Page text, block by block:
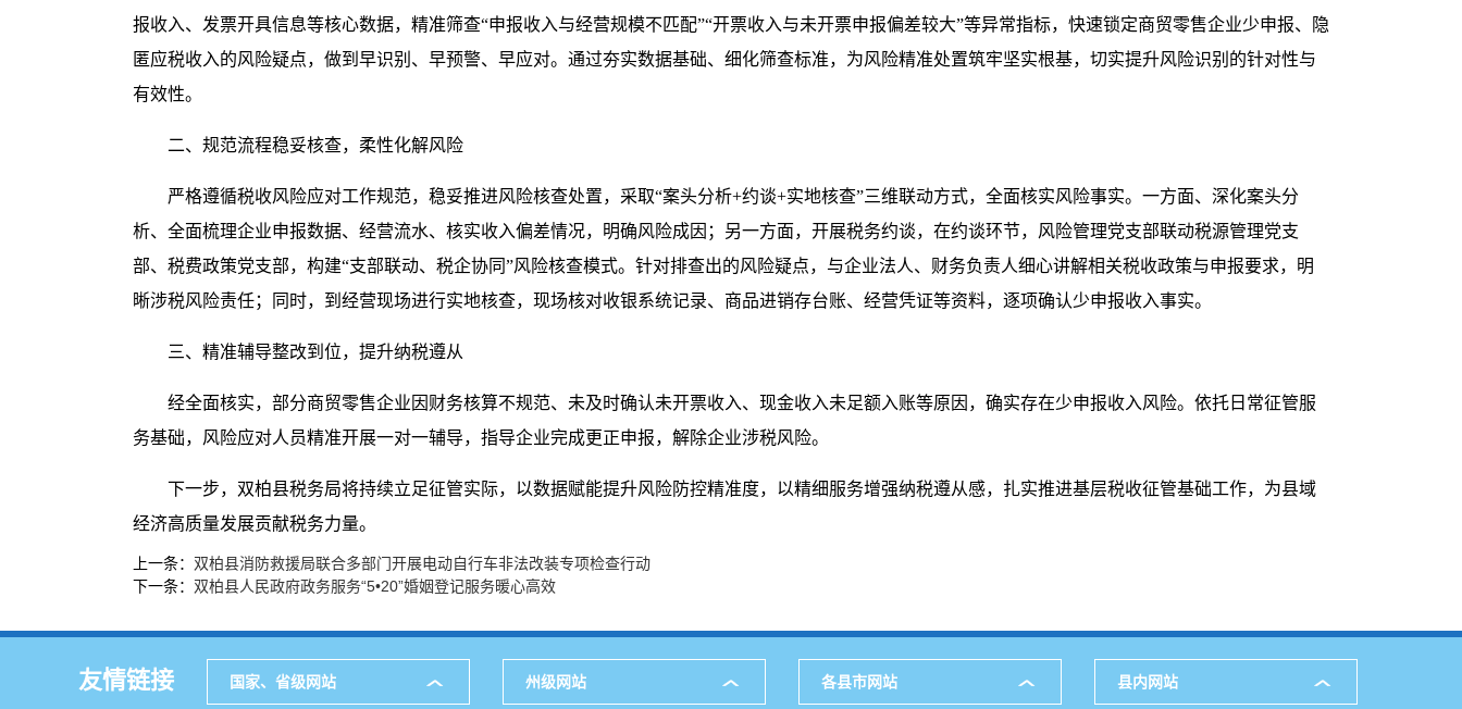
报收入、发票开具信息等核心数据，精准筛查“申报收入与经营规模不匹配”“开票收入与未开票申报偏差较大”等异常指标，快速锁定商贸零售企业少申报、隐
匿应税收入的风险疑点，做到早识别、早预警、早应对。通过夯实数据基础、细化筛查标准，为风险精准处置筑牢坚实根基，切实提升风险识别的针对性与
有效性。
二、规范流程稳妥核查，柔性化解风险
严格遵循税收风险应对工作规范，稳妥推进风险核查处置，采取“案头分析+约谈+实地核查”三维联动方式，全面核实风险事实。一方面、深化案头分
析、全面梳理企业申报数据、经营流水、核实收入偏差情况，明确风险成因；另一方面，开展税务约谈，在约谈环节，风险管理党支部联动税源管理党支
部、税费政策党支部，构建“支部联动、税企协同”风险核查模式。针对排查出的风险疑点，与企业法人、财务负责人细心讲解相关税收政策与申报要求，明
晰涉税风险责任；同时，到经营现场进行实地核查，现场核对收银系统记录、商品进销存台账、经营凭证等资料，逐项确认少申报收入事实。
三、精准辅导整改到位，提升纳税遵从
经全面核实，部分商贸零售企业因财务核算不规范、未及时确认未开票收入、现金收入未足额入账等原因，确实存在少申报收入风险。依托日常征管服
务基础，风险应对人员精准开展一对一辅导，指导企业完成更正申报，解除企业涉税风险。
下一步，双柏县税务局将持续立足征管实际，以数据赋能提升风险防控精准度，以精细服务增强纳税遵从感，扎实推进基层税收征管基础工作，为县域
经济高质量发展贡献税务力量。
上一条： 双柏县消防救援局联合多部门开展电动自行车非法改装专项检查行动
下一条： 双柏县人民政府政务服务“5•20”婚姻登记服务暖心高效
友情链接 国家、省级网站 州级网站 各县市网站 县内网站